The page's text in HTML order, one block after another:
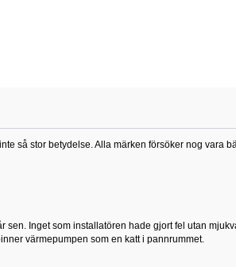
så stor betydelse. Alla märken försöker nog vara
sen. Inget som installatören hade gjort fel utan
värmepumpen som en katt i pannrummet.